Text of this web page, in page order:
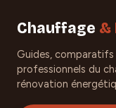
Chauffage &
Guides,
professionnels du
rénovation